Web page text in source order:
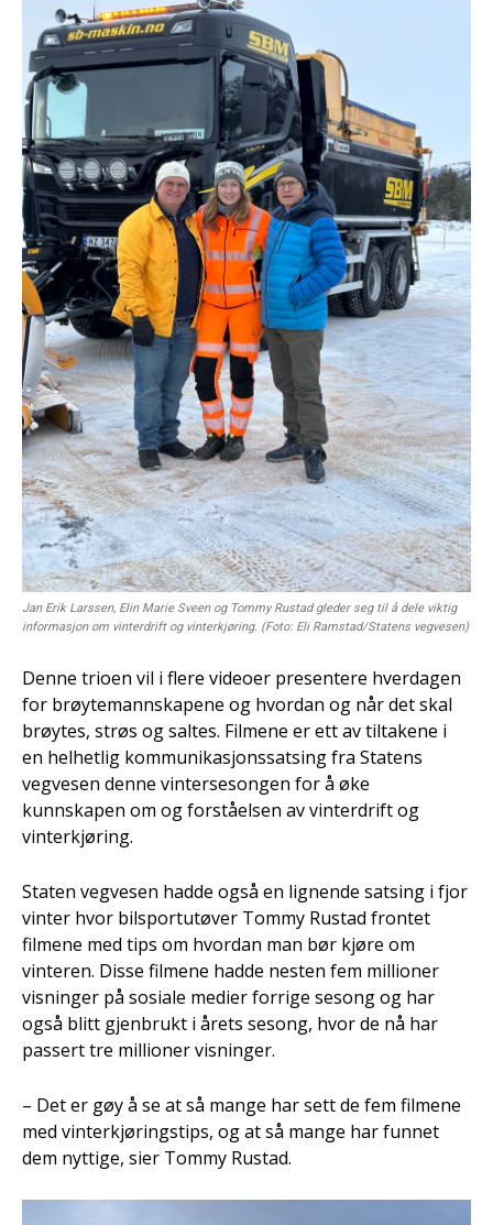
Jan Erik Larssen, Elin Marie Sveen og Tommy Rustad gleder seg til å dele viktig
informasjon om vinterdrift og vinterkjøring. (Foto: Eli Ramstad/Statens vegvesen)
Denne trioen vil i flere videoer presentere hverdagen
for brøytemannskapene og hvordan og når det skal
brøytes, strøs og saltes. Filmene er ett av tiltakene i
en helhetlig kommunikasjonssatsing fra Statens
vegvesen denne vintersesongen for å øke
kunnskapen om og forståelsen av vinterdrift og
vinterkjøring.
Staten vegvesen hadde også en lignende satsing i fjor
vinter hvor bilsportutøver Tommy Rustad frontet
filmene med tips om hvordan man bør kjøre om
vinteren. Disse filmene hadde nesten fem millioner
visninger på sosiale medier forrige sesong og har
også blitt gjenbrukt i årets sesong, hvor de nå har
passert tre millioner visninger.
– Det er gøy å se at så mange har sett de fem filmene
med vinterkjøringstips, og at så mange har funnet
dem nyttige, sier Tommy Rustad.